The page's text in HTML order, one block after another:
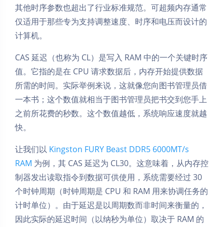
其他时序参数也超出了行业标准规范。可超频内存通常
仅适用于那些专为支持调整速度、时序和电压而设计的
计算机。
CAS 延迟（也称为 CL）是写入 RAM 中的一个关键时序
值。它指的是在 CPU 请求数据后，内存开始提供数据
所需的时间。实际举例来说，这就像您向图书管理员借
一本书；这个数值就相当于图书管理员把书交到您手上
之前所花费的秒数。这个数值越低，系统响应速度就越
快。
让我们以 Kingston FURY Beast DDR5 6000MT/s
RAM 为例，其 CAS 延迟为 CL30。这意味着，从内存控
制器发出读取指令到数据可供使用，系统需要经过 30
个时钟周期（时钟周期是 CPU 和 RAM 用来协调任务的
计时单位）。由于延迟是以周期数而非时间来衡量的，
因此实际的延迟时间（以纳秒为单位）取决于 RAM 的